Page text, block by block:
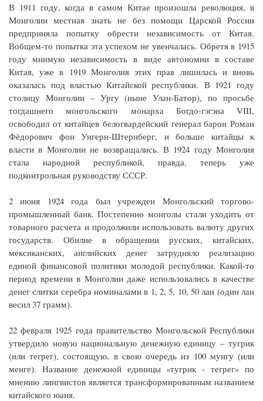
В 1911 году, когда в самом Китае произошла революция, в
Монголии местная знать не без помощи Царской России
предприняла попытку обрести независимость от Китая.
Вобщем-то попытка эта успехом не увенчалась. Обретя в 1915
году мнимую независимость в виде автономии в составе
Китая, уже в 1919 Монголия этих прав лишилась и вновь
оказалась под властью Китайской республики. В 1921 году
столицу Монголии – Ургу (ныне Улан-Батор), по просьбе
тогдашнего монгольского монарха Богдо-гэгэна VIII,
освободил от китайцев белогвардейский генерал барон Роман
Фёдорович фон Унгерн-Штернберг, и больше китайцы к
власти в Монголии не возвращались. В 1924 году Монголия
стала народной республикой, правда, теперь уже
подконтрольная руководству СССР.
2 июня 1924 года был учрежден Монгольский торгово-
промышленный банк. Постепенно монголы стали уходить от
товарного расчета и продолжили использовать валюту других
государств. Обилие в обращении русских, китайских,
мексиканских, английских денег затрудняло реализацию
единой финансовой политики молодой республики. Какой-то
период времени в Монголии даже использовались в качестве
денег слитки серебра номиналами в 1, 2, 5, 10, 50 лан (один лан
весил 37 грамм).
22 февраля 1925 года правительство Монгольской Республики
утвердило новую национальную денежную единицу – тугрик
(или тегрег), состоящую, в свою очередь из 100 мунгу (или
менге). Название денежной единицы «тугрик - тегрег» по
мнению лингвистов является трансформированным названием
китайского юаня.